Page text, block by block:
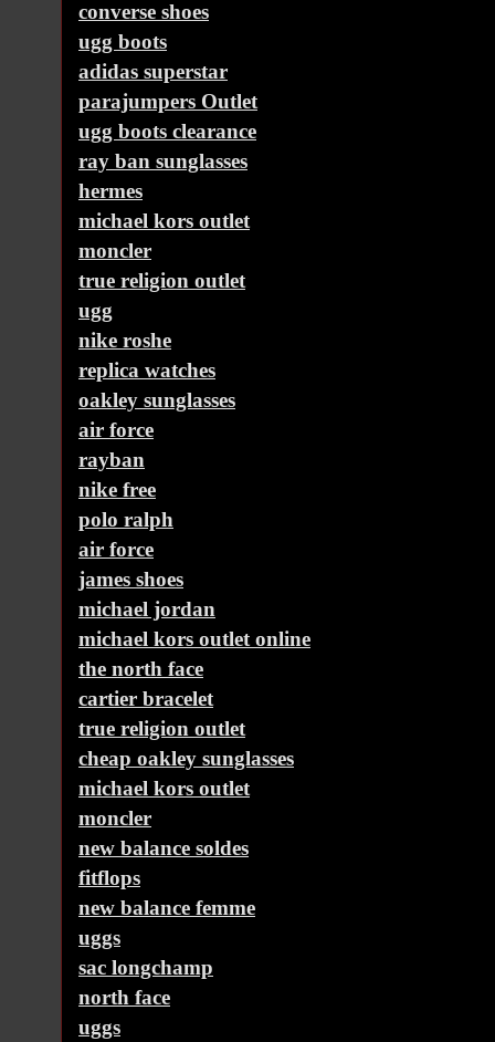
converse shoes
ugg boots
adidas superstar
parajumpers Outlet
ugg boots clearance
ray ban sunglasses
hermes
michael kors outlet
moncler
true religion outlet
ugg
nike roshe
replica watches
oakley sunglasses
air force
rayban
nike free
polo ralph
air force
james shoes
michael jordan
michael kors outlet online
the north face
cartier bracelet
true religion outlet
cheap oakley sunglasses
michael kors outlet
moncler
new balance soldes
fitflops
new balance femme
uggs
sac longchamp
north face
uggs